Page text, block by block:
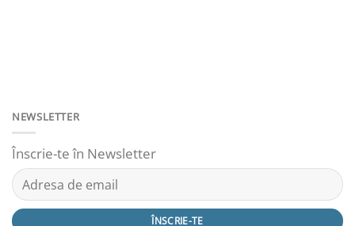
NEWSLETTER
Înscrie-te în Newsletter